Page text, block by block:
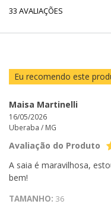
33 AVALIAÇÕES
Eu recomendo este
Maisa Martinelli
16/05/2026
Uberaba / MG
Avaliação do Produto
A saia é maravilhosa,
bem!
TAMANHO: 36